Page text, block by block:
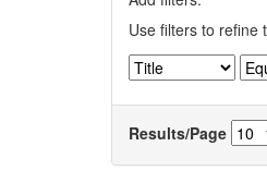
Use filters to refine
Results/Page